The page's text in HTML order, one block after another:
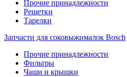
Прочие принадлежности
Решетки
Тарелки
Запчасти для соковыжималок Bosch
Прочие принадлежности
Фильтры
Чаши и крышки